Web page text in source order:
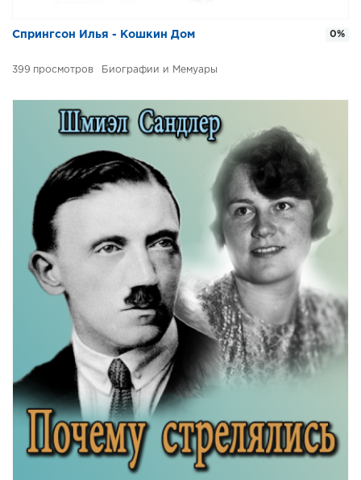
Спрингсон Илья - Кошкин Дом
399 Биографии и Мемуары
0%